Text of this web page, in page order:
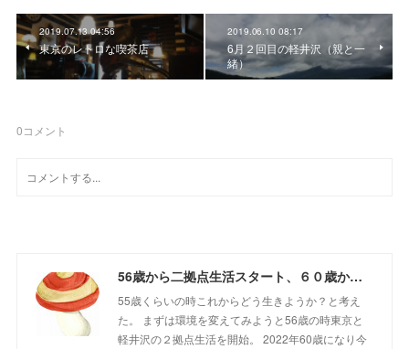
2019.07.13 04:56
東京のレトロな喫茶店
2019.06.10 08:17
6月２回目の軽井沢（親と一
緒）
0コメント
56歳から二拠点生活スタート、６０歳からの山さんぽ
55歳くらいの時これからどう生きようか？と考え
た。 まずは環境を変えてみようと56歳の時東京と
軽井沢の２拠点生活を開始。 2022年60歳になり今